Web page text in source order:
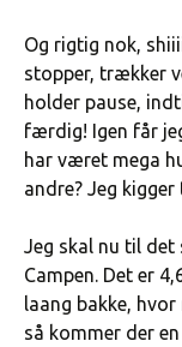
Og rigtig nok,
stopper, trækker
holder pause,
færdig! Igen får
har været mega
andre? Jeg
Jeg skal nu til
Campen. Det er
laang bakke,
så kommer der